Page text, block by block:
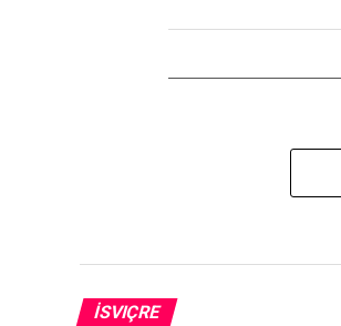
İSVIÇRE